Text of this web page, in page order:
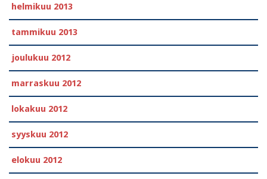
helmikuu 2013
tammikuu 2013
joulukuu 2012
marraskuu 2012
lokakuu 2012
syyskuu 2012
elokuu 2012